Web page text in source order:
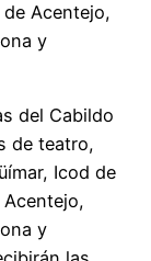
Acentejo,
y
del Cabildo
de teatro,
Icod de
y